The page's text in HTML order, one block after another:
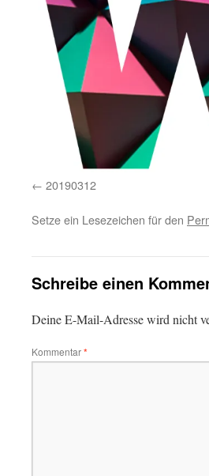
20190312
Setze ein Lesezeichen für den
Schreibe einen
Deine E-Mail-Adresse wird nicht
Kommentar*